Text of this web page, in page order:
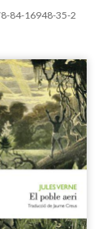
84-16948-35-2